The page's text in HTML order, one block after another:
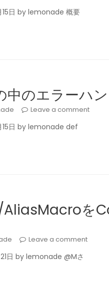
日 by lemonade 概要
のエラーハ
Leave a comment
日 by lemonade def
を
Leave a comment
日 by lemonade @Mさ